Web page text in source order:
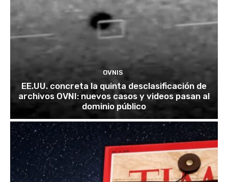
OVNIS
EE.UU. concreta la quinta desclasificación de
archivos OVNI: nuevos casos y videos pasan al
dominio público